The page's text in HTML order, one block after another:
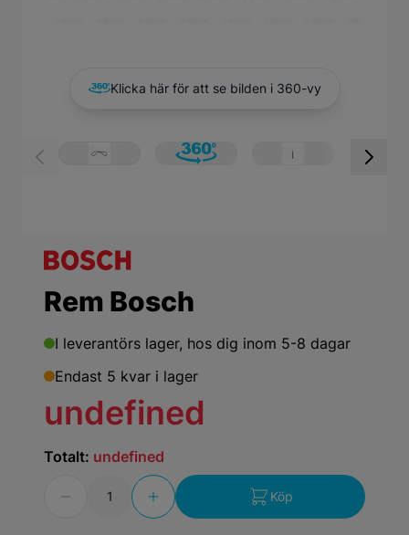
Klicka här för att se bilden i 360-vy
View larger image
View larger image
View larger
Rem Bosch
I leverantörs lager, hos dig inom 5-8 dagar
Endast 5 kvar i lager
Totalt: undefined
Köp
undefined